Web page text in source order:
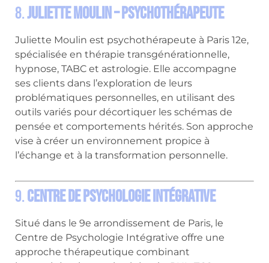
8.Juliette Moulin – Psychothérapeute
Juliette Moulin est psychothérapeute à Paris 12e,
spécialisée en thérapie transgénérationnelle,
hypnose, TABC et astrologie. Elle accompagne
ses clients dans l’exploration de leurs
problématiques personnelles, en utilisant des
outils variés pour décortiquer les schémas de
pensée et comportements hérités. Son approche
vise à créer un environnement propice à
l’échange et à la transformation personnelle.
9.Centre de Psychologie Intégrative
Situé dans le 9e arrondissement de Paris, le
Centre de Psychologie Intégrative offre une
approche thérapeutique combinant